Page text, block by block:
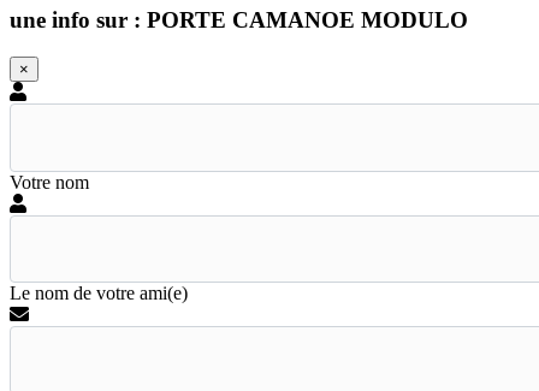
une info sur : PORTE CAMANOE MODULO
×
Votre nom
Le nom de votre ami(e)